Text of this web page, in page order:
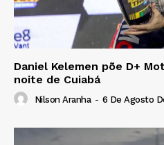
Daniel Kelemen põe D+
noite de Cuiabá
Nilson Aranha - 6 De Agosto